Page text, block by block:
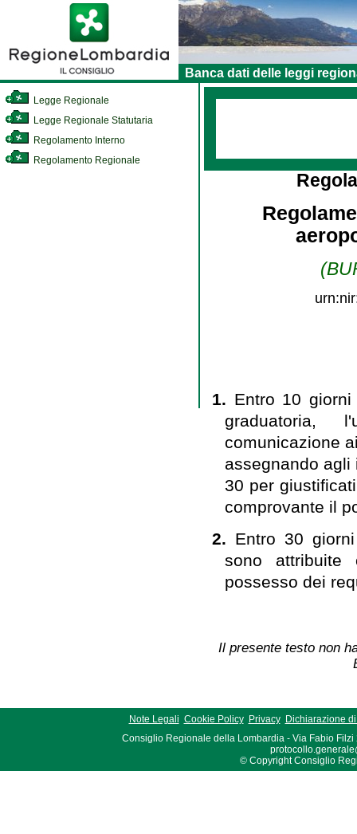
Banca dati delle leggi
Legge Regionale
Legge Regionale Statutaria
Regolamento Interno
Regolamento Regionale
1. Entro 10
graduatoria,
comunicazione
assegnando
30 per
comprovante il
2. Entro 30
sono attribuite
possesso dei
Il presente testo non
Note Legali Cookie Policy Privacy
Dichiarazione
Consiglio Regionale della Lombardia - Via Fabio Filzi
© Copyright Consiglio